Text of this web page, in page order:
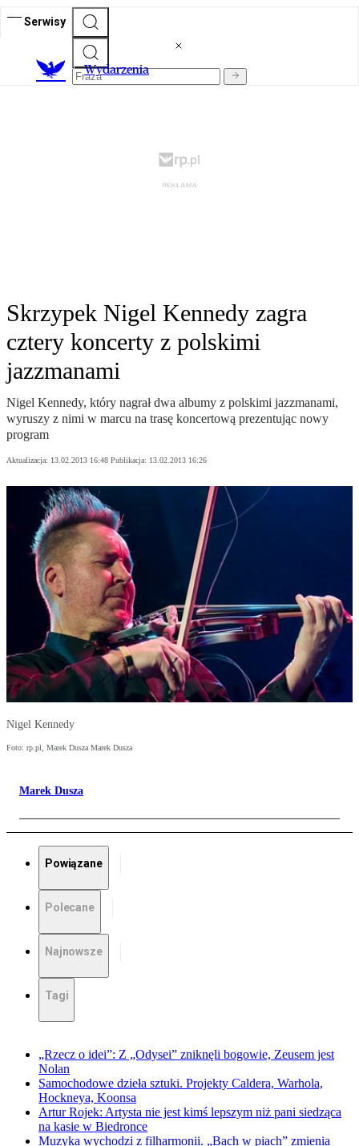
Serwisy
Wydarzenia
Skrzypek Nigel Kennedy zagra
cztery koncerty z polskimi
jazzmanami
Nigel Kennedy, który nagrał dwa albumy z polskimi jazzmanami,
wyruszy z nimi w marcu na trasę koncertową prezentując nowy
program
Aktualizacja: 13.02.2013 16:48 Publikacja: 13.02.2013 16:26
Nigel Kennedy
Foto: rp.pl, Marek Dusza Marek Dusza
Marek Dusza
Powiązane
Polecane
Najnowsze
Tagi
„Rzecz o idei”: Z „Odysei” zniknęli bogowie, Zeusem jest
Nolan
Samochodowe dzieła sztuki. Projekty Caldera, Warhola,
Hockneya, Koonsa
Artur Rojek: Artysta nie jest kimś lepszym niż pani siedząca
na kasie w Biedronce
Muzyka wychodzi z filharmonii. „Bach w piach” zmienia